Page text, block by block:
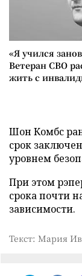
«Я учился
Ветеран СВО
жить с
Шон Комбс
срок
уровнем
При этом
срока почти
зависимости.
Текст: Мария